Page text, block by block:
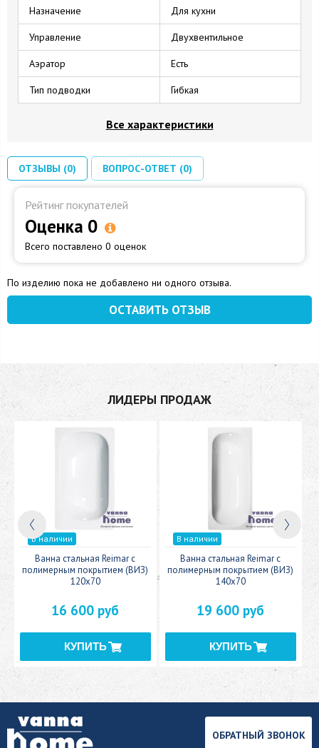
Назначение Для кухни
Управление Двухвентильное
Аэратор Есть
Тип подводки Гибкая
Все характеристики
ОТЗЫВЫ (0) ВОПРОС-ОТВЕТ (0)
Рейтинг покупателей
Оценка 0
Всего поставлено 0 оценок
По изделию пока не добавлено ни одного отзыва.
ОСТАВИТЬ ОТЗЫВ
ЛИДЕРЫ ПРОДАЖ
В наличии
Ванна стальная Reimar с
полимерным покрытием (ВИЗ)
120x70
16 600 руб
В наличии
Ванна стальная Reimar с
полимерным покрытием (ВИЗ)
140x70
19 600 руб
ОБРАТНЫЙ ЗВОНОК